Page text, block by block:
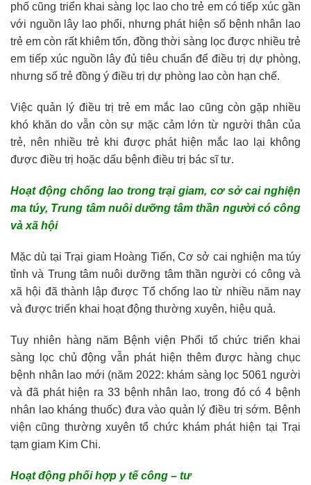
phố cũng triển khai sàng lọc lao cho trẻ em có tiếp xúc gần
với nguồn lây lao phổi, nhưng phát hiện số bệnh nhân lao
trẻ em còn rất khiêm tốn, đồng thời sàng lọc được nhiều trẻ
em tiếp xúc nguồn lây đủ tiêu chuẩn để điều trị dự phòng,
nhưng số trẻ đồng ý điều trị dự phòng lao còn hạn chế.
Việc quản lý điều trị trẻ em mắc lao cũng còn gặp nhiều
khó khăn do vẫn còn sự mặc cảm lớn từ người thân của
trẻ, nên nhiều trẻ khi được phát hiện mắc lao lại không
được điều trị hoặc dấu bệnh điều trị bác sĩ tư.
Hoạt động chống lao trong trại giam, cơ sở cai nghiện
ma túy, Trung tâm nuôi dưỡng tâm thần người có công
và xã hội
Mặc dù tại Trại giam Hoàng Tiến, Cơ sở cai nghiện ma túy
tỉnh và Trung tâm nuôi dưỡng tâm thần người có công và
xã hội đã thành lập được Tổ chống lao từ nhiều năm nay
và được triển khai hoạt động thường xuyên, hiệu quả.
Tuy nhiên hàng năm Bệnh viện Phổi tổ chức triển khai
sàng lọc chủ động vẫn phát hiện thêm được hàng chục
bệnh nhân lao mới (năm 2022: khám sàng lọc 5061 người
và đã phát hiện ra 33 bệnh nhân lao, trong đó có 4 bệnh
nhân lao kháng thuốc) đưa vào quản lý điều trị sớm. Bệnh
viện cũng thường xuyên tổ chức khám phát hiện tại Trại
tạm giam Kim Chi.
Hoạt động phối hợp y tế công – tư